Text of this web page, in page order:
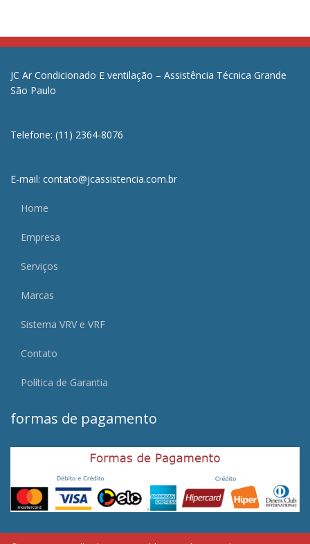
JC Ar Condicionado E ventilação – Assistência Técnica Grande
São Paulo
Telefone: (11) 2364-8076
E-mail: contato@jcassistencia.com.br
Home
Empresa
Serviços
Marcas
Sistema VRV e VRF
Contato
Política de Garantia
formas de pagamento